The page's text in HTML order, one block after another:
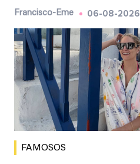
Francisco-Eme 06-08-2026
FAMOSOS